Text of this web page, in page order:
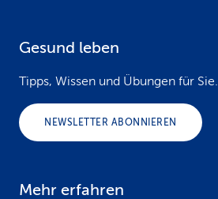
Gesund leben
Tipps, Wissen und Übungen für Sie.
NEWSLETTER ABONNIEREN
Mehr erfahren